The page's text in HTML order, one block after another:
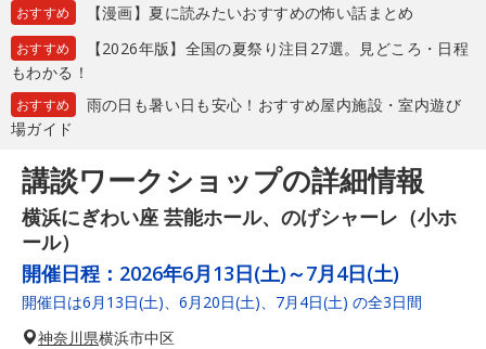
おすすめ 【漫画】夏に読みたいおすすめの怖い話まとめ
おすすめ
【2026年版】全国の夏祭り注目27選。見どころ・日程
もわかる！
おすすめ
雨の日も暑い日も安心！おすすめ屋内施設・室内遊び
場ガイド
講談ワークショップの詳細情報
横浜にぎわい座 芸能ホール、のげシャーレ（小ホ
ール）
開催日程： 2026年6月13日(土)～7月4日(土)
開催日は6月13日(土)、6月20日(土)、7月4日(土) の全3日間
神奈川県横浜市中区